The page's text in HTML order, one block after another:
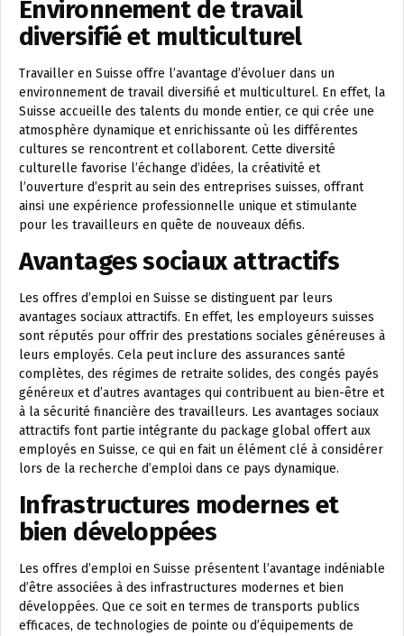
Environnement de travail
diversifié et multiculturel
Travailler en Suisse offre l’avantage d’évoluer dans un
environnement de travail diversifié et multiculturel. En effet, la
Suisse accueille des talents du monde entier, ce qui crée une
atmosphère dynamique et enrichissante où les différentes
cultures se rencontrent et collaborent. Cette diversité
culturelle favorise l’échange d’idées, la créativité et
l’ouverture d’esprit au sein des entreprises suisses, offrant
ainsi une expérience professionnelle unique et stimulante
pour les travailleurs en quête de nouveaux défis.
Avantages sociaux attractifs
Les offres d’emploi en Suisse se distinguent par leurs
avantages sociaux attractifs. En effet, les employeurs suisses
sont réputés pour offrir des prestations sociales généreuses à
leurs employés. Cela peut inclure des assurances santé
complètes, des régimes de retraite solides, des congés payés
généreux et d’autres avantages qui contribuent au bien-être et
à la sécurité financière des travailleurs. Les avantages sociaux
attractifs font partie intégrante du package global offert aux
employés en Suisse, ce qui en fait un élément clé à considérer
lors de la recherche d’emploi dans ce pays dynamique.
Infrastructures modernes et
bien développées
Les offres d’emploi en Suisse présentent l’avantage indéniable
d’être associées à des infrastructures modernes et bien
développées. Que ce soit en termes de transports publics
efficaces, de technologies de pointe ou d’équipements de